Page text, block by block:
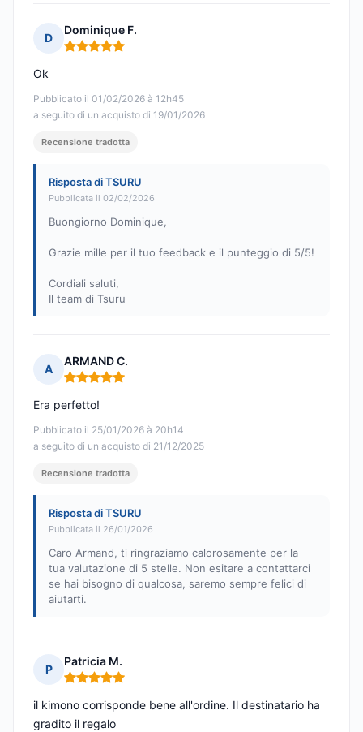
D
Dominique F.
Nota: 5 su 5
Pubblicato il 01/02/2026 à 12h45
a seguito di un acquisto di 19/01/2026
Ok
Recensione tradotta
Risposta di TSURU
Pubblicata il 02/02/2026
Buongiorno Dominique,
Grazie mille per il tuo feedback e il punteggio di 5/5!
Cordiali saluti,
Il team di Tsuru
A
ARMAND C.
Nota: 5 su 5
Pubblicato il 25/01/2026 à 20h14
a seguito di un acquisto di 21/12/2025
Era perfetto!
Recensione tradotta
Risposta di TSURU
Pubblicata il 26/01/2026
Caro Armand, ti ringraziamo calorosamente per la
tua valutazione di 5 stelle. Non esitare a contattarci
se hai bisogno di qualcosa, saremo sempre felici di
aiutarti.
P
Patricia M.
Nota: 5 su 5
il kimono corrisponde bene all'ordine. Il destinatario ha
gradito il regalo